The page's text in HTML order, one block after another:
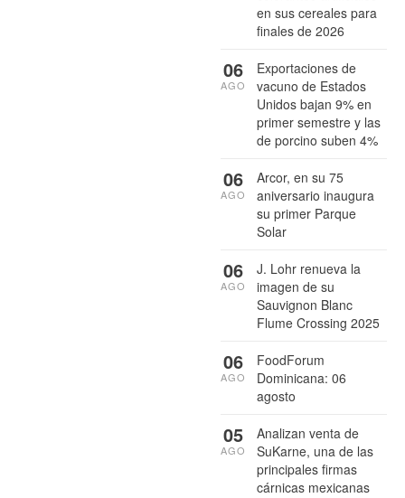
en sus cereales para
finales de 2026
Exportaciones de
vacuno de Estados
Unidos bajan 9% en
primer semestre y las
de porcino suben 4%
06
AGO
Arcor, en su 75
aniversario inaugura
su primer Parque
Solar
06
AGO
J. Lohr renueva la
imagen de su
Sauvignon Blanc
Flume Crossing 2025
06
AGO
FoodForum
Dominicana: 06
agosto
06
AGO
Analizan venta de
SuKarne, una de las
principales firmas
cárnicas mexicanas
05
AGO